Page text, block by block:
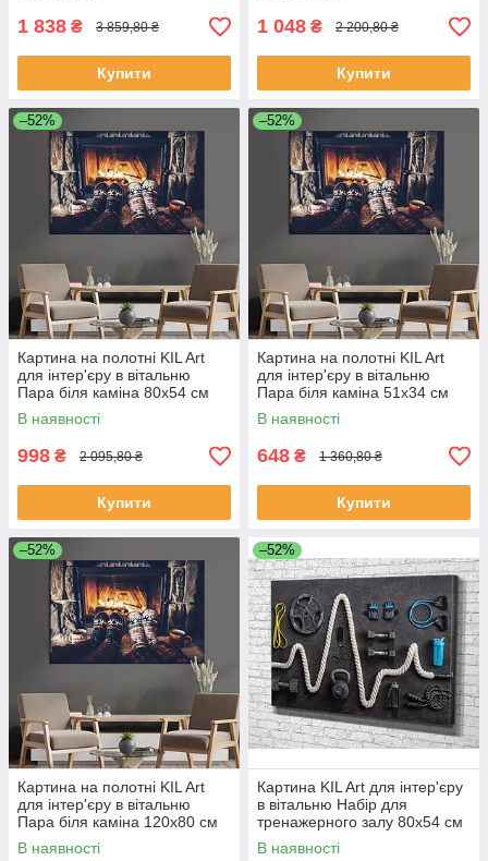
1 838 ₴ 3 859,80 ₴
Купити
1 048 ₴ 2 200,80 ₴
Купити
–52%
Картина на полотні KIL Art
для інтер'єру в вітальню
Пара біля каміна 80x54 см
(522-1)
В наявності
998 ₴ 2 095,80 ₴
Купити
–52%
Картина на полотні KIL Art
для інтер'єру в вітальню
Пара біля каміна 51x34 см
(522-1)
В наявності
648 ₴ 1 360,80 ₴
Купити
–52%
Картина на полотні KIL Art
для інтер'єру в вітальню
Пара біля каміна 120x80 см
(522-1)
В наявності
–52%
Картина KIL Art для інтер'єру
в вітальню Набір для
тренажерного залу 80x54 см
(85(7
В наявності